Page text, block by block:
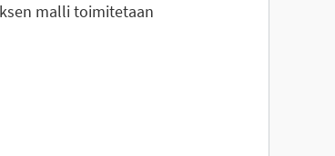
malli toimitetaan